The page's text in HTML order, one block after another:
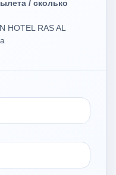
/ сколько
HOTEL RAS AL